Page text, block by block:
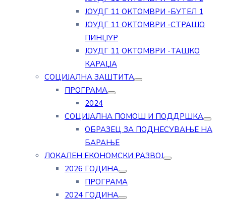
ЈОУДГ 11 ОКТОМВРИ -БУТЕЛ 1
ЈОУДГ 11 ОКТОМВРИ -СТРАШО
ПИНЏУР
ЈОУДГ 11 ОКТОМВРИ -ТАШКО
КАРАЏА
СОЦИЈАЛНА ЗАШТИТА
ПРОГРАМА
2024
СОЦИЈАЛНА ПОМОШ И ПОДДРШКА
ОБРАЗЕЦ ЗА ПОДНЕСУВАЊЕ НА
БАРАЊЕ
ЛОКАЛЕН ЕКОНОМСКИ РАЗВОЈ
2026 ГОДИНА
ПРОГРАМА
2024 ГОДИНА